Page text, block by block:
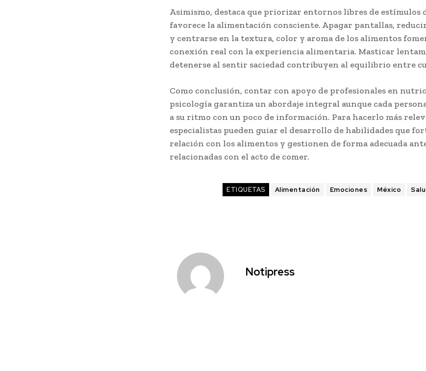
Asimismo, destaca que priorizar entornos libres de estímulos
favorece la alimentación consciente. Apagar pantallas,
y centrarse en la textura, color y aroma de los alimentos
conexión real con la experiencia alimentaria. Masticar
detenerse al sentir saciedad contribuyen al equilibrio entre
Como conclusión, contar con apoyo de profesionales en
psicología garantiza un abordaje integral aunque cada
a su ritmo con un poco de información. Para hacerlo más
especialistas pueden guiar el desarrollo de habilidades que
relación con los alimentos y gestionen de forma adecuada
relacionadas con el acto de comer.
ETIQUETAS Alimentación Emociones México
Notipress